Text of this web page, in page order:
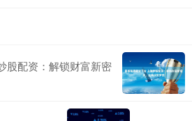
股配资：解锁财富新密